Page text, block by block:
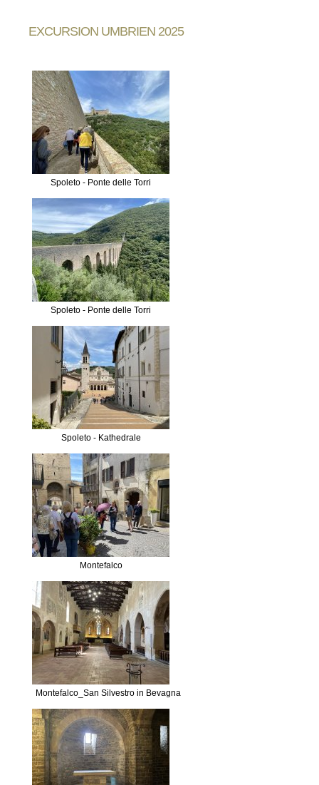
EXCURSION UMBRIEN 2025
Spoleto - Ponte delle Torri
Spoleto - Ponte delle Torri
Spoleto - Kathedrale
Montefalco
Montefalco_San Silvestro in Bevagna